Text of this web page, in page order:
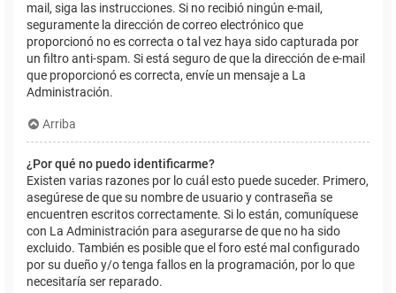
mail, siga las instrucciones. Si no recibió ningún e-mail,
seguramente la dirección de correo electrónico que
proporcionó no es correcta o tal vez haya sido capturada por
un filtro anti-spam. Si está seguro de que la dirección de e-mail
que proporcionó es correcta, envíe un mensaje a La
Administración.
Arriba
¿Por qué no puedo identificarme?
Existen varias razones por lo cuál esto puede suceder. Primero,
asegúrese de que su nombre de usuario y contraseña se
encuentren escritos correctamente. Si lo están, comuníquese
con La Administración para asegurarse de que no ha sido
excluido. También es posible que el foro esté mal configurado
por su dueño y/o tenga fallos en la programación, por lo que
necesitaría ser reparado.